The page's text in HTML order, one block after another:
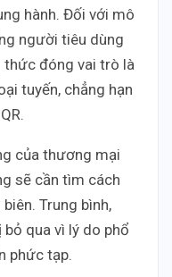
hành. Đối với mô
người tiêu dùng
thức đóng vai trò là
tuyến, chẳng hạn
của thương mại
sẽ cần tìm cách
Trung bình,
qua vì lý do phổ
phức tạp.